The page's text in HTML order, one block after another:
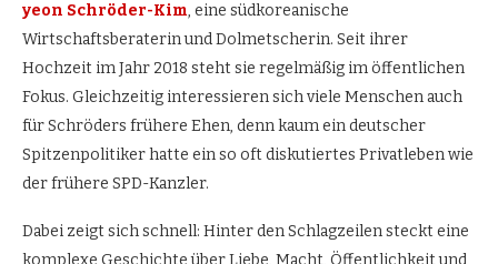
yeon Schröder-Kim, eine südkoreanische
Wirtschaftsberaterin und Dolmetscherin. Seit ihrer
Hochzeit im Jahr 2018 steht sie regelmäßig im öffentlichen
Fokus. Gleichzeitig interessieren sich viele Menschen auch
für Schröders frühere Ehen, denn kaum ein deutscher
Spitzenpolitiker hatte ein so oft diskutiertes Privatleben wie
der frühere SPD-Kanzler.
Dabei zeigt sich schnell: Hinter den Schlagzeilen steckt eine